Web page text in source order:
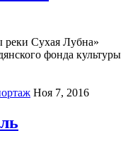
реки Сухая Лубна»
фонда культуры
Ноя 7, 2016